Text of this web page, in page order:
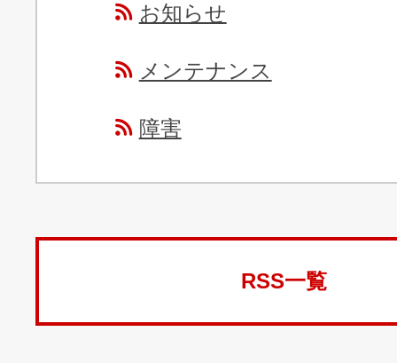
お知らせ
メンテナンス
障害
RSS一覧